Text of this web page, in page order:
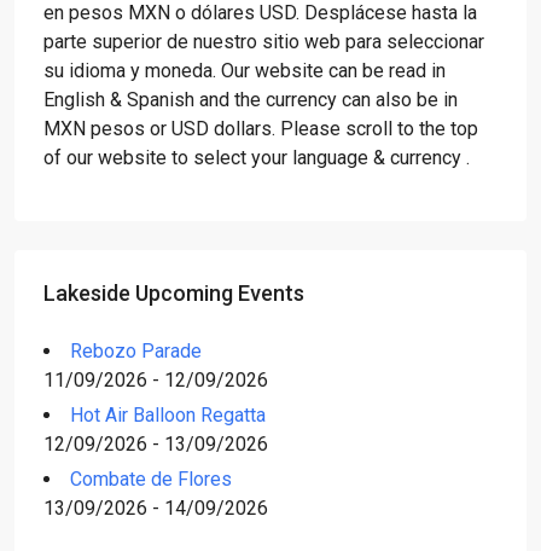
en pesos MXN o dólares USD. Desplácese hasta la
parte superior de nuestro sitio web para seleccionar
su idioma y moneda. Our website can be read in
English & Spanish and the currency can also be in
MXN pesos or USD dollars. Please scroll to the top
of our website to select your language & currency .
Lakeside Upcoming Events
Rebozo Parade
11/09/2026 - 12/09/2026
Hot Air Balloon Regatta
12/09/2026 - 13/09/2026
Combate de Flores
13/09/2026 - 14/09/2026